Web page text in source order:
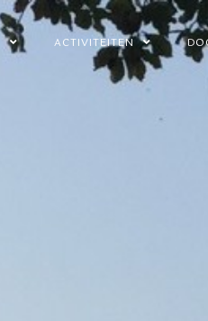
ACTIVITEITEN